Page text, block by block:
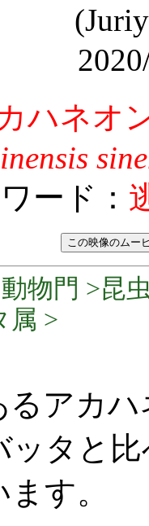
ハネオ
ード：
物門 >昆
属 >
るアカ
ッタと
す。